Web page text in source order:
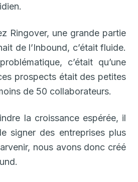
Ringover, une grande partie
de l’Inbound, c’était fluide.
c’était qu’une
prospects était des petites
de 50 collaborateurs.
la croissance espérée, il
signer des entreprises plus
nous avons donc créé